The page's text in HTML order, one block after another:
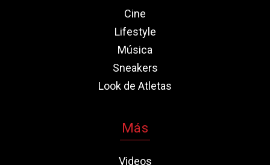
Cine
Lifestyle
Música
Sneakers
Look de Atletas
Más
Videos